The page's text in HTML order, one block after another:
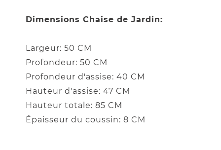
Dimensions Chaise de Jardin:
Largeur: 50 CM
Profondeur: 50 CM
Profondeur d'assise: 40 CM
Hauteur d'assise: 47 CM
Hauteur totale: 85 CM
Épaisseur du coussin: 8 CM